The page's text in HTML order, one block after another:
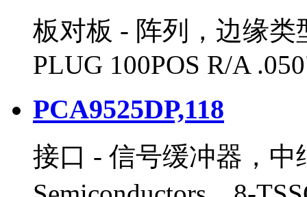
板对板 - 阵列，边
PLUG 100POS R/A
PCA9525DP,118
接口 - 信号缓冲器，